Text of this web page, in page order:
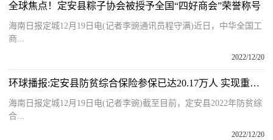
全球焦点！定安县粽子协会被授予全国“四好商会”荣誉称号
海南日报定城12月19日电(记者李豌通讯员程守满)近日，中华全国工
商...
2022/12/20
环球播报:定安县防贫综合保险参保已达20.17万人 实现重点人群全覆盖
海南日报定城12月19日电(记者李豌)截至目前，定安县2022年防贫综
合...
2022/12/20